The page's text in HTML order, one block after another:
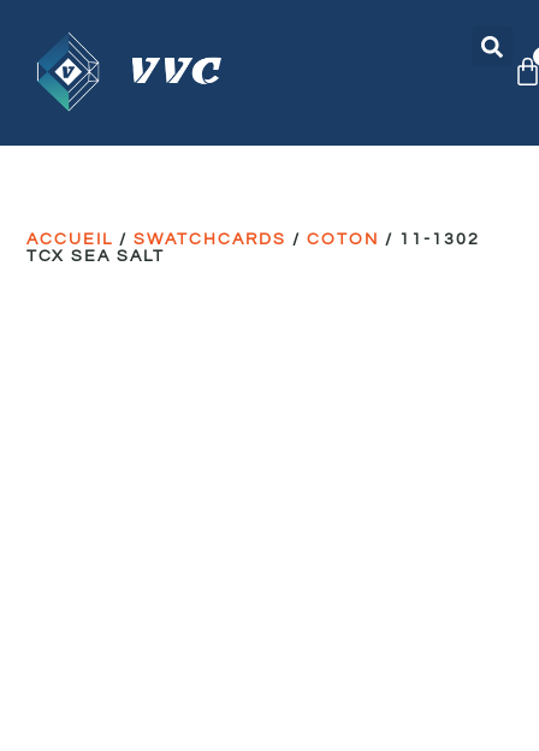
ACCUEIL /SWATCHCARDS /COTON / 11-1302
TCX SEA SALT